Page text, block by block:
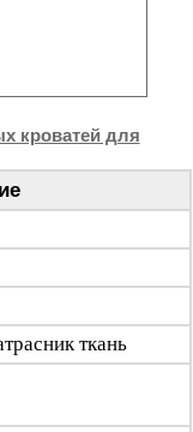
кроватей для
ткань